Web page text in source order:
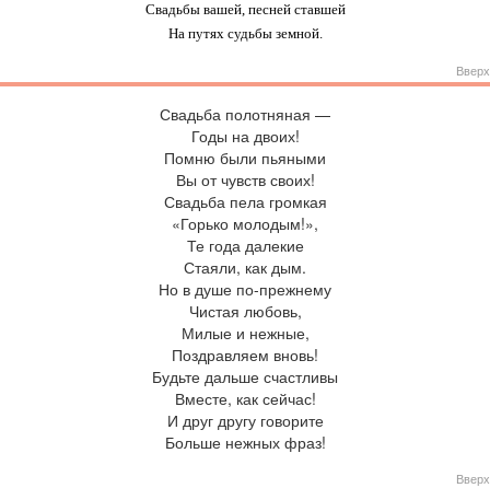
Свадьбы вашей, песней ставшей
На путях судьбы земной.
Вверх
Свадьба полотняная —
Годы на двоих!
Помню были пьяными
Вы от чувств своих!
Свадьба пела громкая
«Горько молодым!»,
Те года далекие
Стаяли, как дым.
Но в душе по-прежнему
Чистая любовь,
Милые и нежные,
Поздравляем вновь!
Будьте дальше счастливы
Вместе, как сейчас!
И друг другу говорите
Больше нежных фраз!
Вверх